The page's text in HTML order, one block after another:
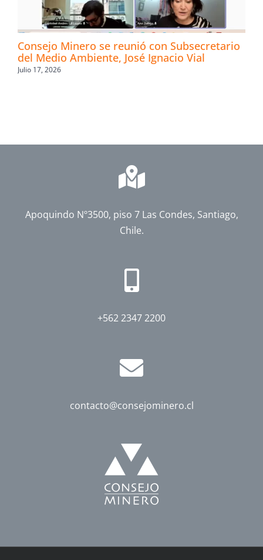
Consejo Minero se reunió con Subsecretario
del Medio Ambiente, José Ignacio Vial
Julio 17, 2026
Apoquindo Nº3500, piso 7 Las Condes, Santiago,
Chile.
+562 2347 2200
contacto@consejominero.cl